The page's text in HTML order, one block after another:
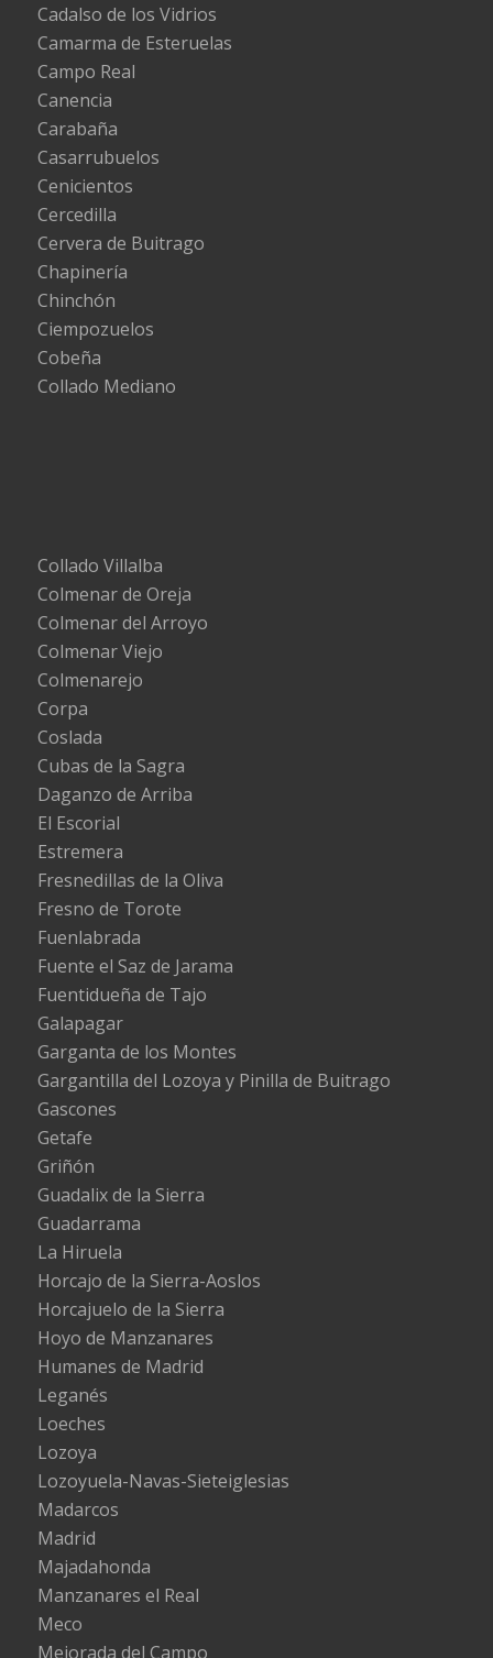
Cadalso de los Vidrios
Camarma de Esteruelas
Campo Real
Canencia
Carabaña
Casarrubuelos
Cenicientos
Cercedilla
Cervera de Buitrago
Chapinería
Chinchón
Ciempozuelos
Cobeña
Collado Mediano
Collado Villalba
Colmenar de Oreja
Colmenar del Arroyo
Colmenar Viejo
Colmenarejo
Corpa
Coslada
Cubas de la Sagra
Daganzo de Arriba
El Escorial
Estremera
Fresnedillas de la Oliva
Fresno de Torote
Fuenlabrada
Fuente el Saz de Jarama
Fuentidueña de Tajo
Galapagar
Garganta de los Montes
Gargantilla del Lozoya y Pinilla de Buitrago
Gascones
Getafe
Griñón
Guadalix de la Sierra
Guadarrama
La Hiruela
Horcajo de la Sierra-Aoslos
Horcajuelo de la Sierra
Hoyo de Manzanares
Humanes de Madrid
Leganés
Loeches
Lozoya
Lozoyuela-Navas-Sieteiglesias
Madarcos
Madrid
Majadahonda
Manzanares el Real
Meco
Mejorada del Campo